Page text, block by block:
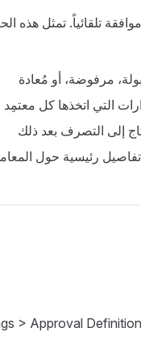
تلقائياً. تمثل هذه
مرفوضة، أو مُعادة
التي اتخذها كل معتمِد
إلى التصرف بعد ذلك
رئيسية حول